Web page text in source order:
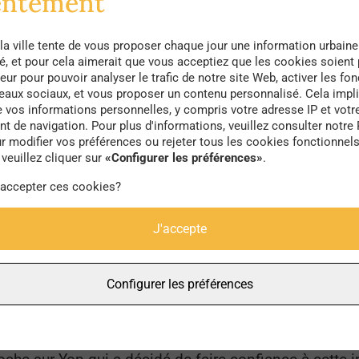
Vendée, qui a d’abord eu la brillante idée de
la porcelaine de luxe, ces coquilles ornent les
marques de vaisselle. Philippe Gaboriau, qui
ces déchets grâce au pavé Vivaway.
sonne l’alarme concernant l’artificialisation de
eaux pluviales sont devenus des priorités pour
drainants complètement perméables composés
carbone.
À la fois inscrit dans une logique de
production à faible impact environnemental,
chez un prestataire dans le Pays de la
ville tente de vous proposer chaque jour une information
et pour cela aimerait que vous acceptiez que les cookies soient
pour pouvoir analyser le trafic de notre site Web, activer les
sociaux, et vous proposer un contenu personnalisé. Cela
vos informations personnelles, y compris votre adresse IP et
de navigation. Pour plus d'informations, veuillez consulter notre
modifier vos préférences ou rejeter tous les cookies
cliquer sur «Configurer les préférences».
ces cookies?
J'accepte
Configurer les préférences